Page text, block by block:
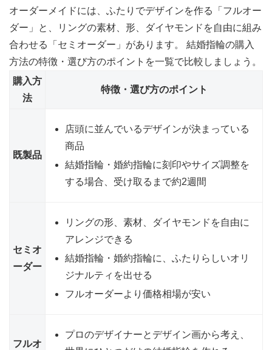
オーダーメイドには、ふたりでデザインを作る「フルオー
ダー」と、リングの素材、形、ダイヤモンドを自由に組み
合わせる「セミオーダー」があります。 結婚指輪の購入
方法の特徴・選び方のポイントを一覧で比較しましょう。
購入方
法
特徴・選び方のポイント
既製品
店頭に並んでいるデザインが決まっている
商品
結婚指輪・婚約指輪に刻印やサイズ調整を
する場合、受け取るまで約2週間
セミオ
ーダー
リングの形、素材、ダイヤモンドを自由に
アレンジできる
結婚指輪・婚約指輪に、ふたりらしいオリ
ジナルティを出せる
フルオーダーより価格相場が安い
フルオ
プロのデザイナーとデザイン画から考え、